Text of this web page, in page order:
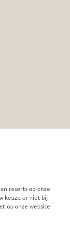
resorts op onze
keuze er niet bij
op onze website